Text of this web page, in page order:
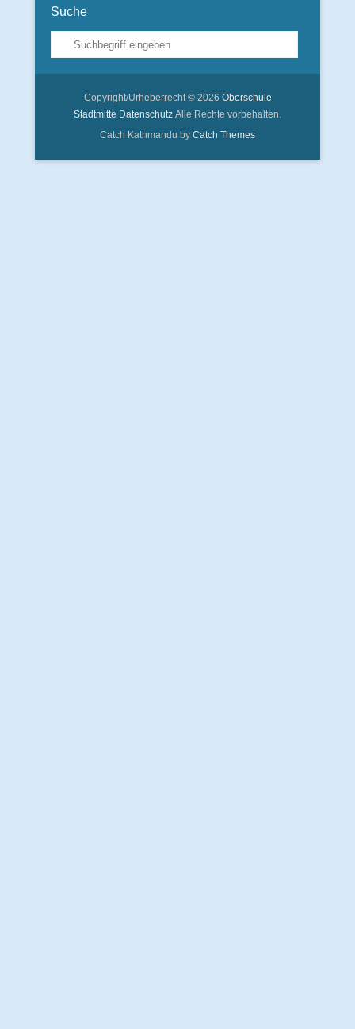
Suche
Suche
Copyright/Urheberrecht © 2026 Oberschule
Stadtmitte Datenschutz Alle Rechte vorbehalten.
Catch Kathmandu by Catch Themes